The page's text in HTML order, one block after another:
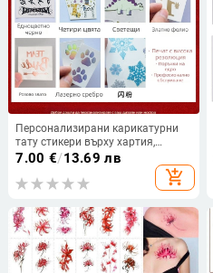
Персонализирани карикатурни
тату стикери върху хартия,
водоустойчиви, размер по избор
7.00 €/13.69 лв
add_shopping_cart